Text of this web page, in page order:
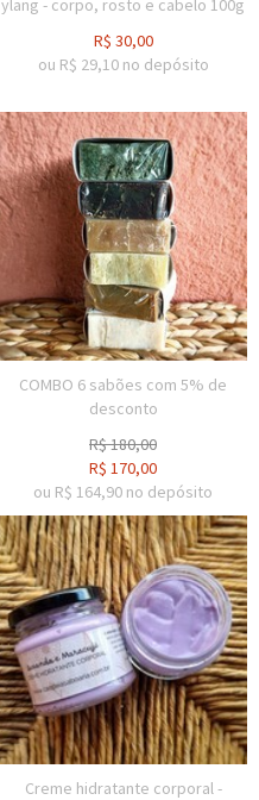
ylang - corpo, rosto e cabelo 100g
R$ 30,00
ou R$ 29,10 no depósito
COMBO 6 sabões com 5% de
desconto
R$180,00
R$ 170,00
ou R$ 164,90 no depósito
Creme hidratante corporal -